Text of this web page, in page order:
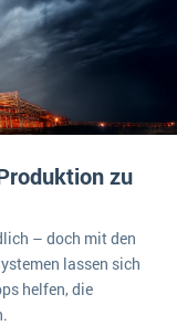
zu
– doch mit den
lassen sich
helfen, die